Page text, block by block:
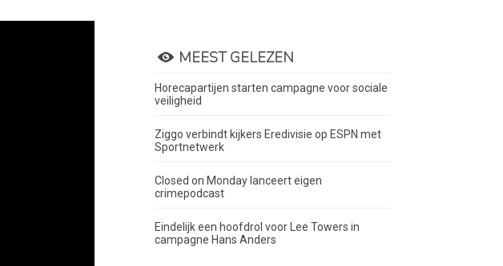
MEEST GELEZEN
Horecapartijen starten campagne voor sociale
veiligheid
Ziggo verbindt kijkers Eredivisie op ESPN met
Sportnetwerk
Closed on Monday lanceert eigen
crimepodcast
Eindelijk een hoofdrol voor Lee Towers in
campagne Hans Anders